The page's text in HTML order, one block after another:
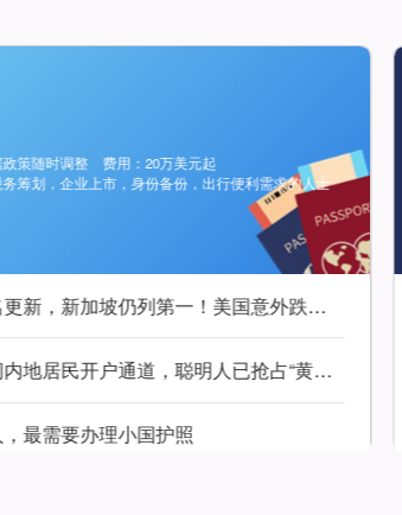
随时调整 费用：20万美元起
划，企业上市，身份备份，出行便利需求的人士
全球护照排名更新，新加坡仍列第一！美国意外跌落前十，希腊排名第六！
跨境券商关闭内地居民开户通道，聪明人已抢占“黄金通道”
需要办理小国护照